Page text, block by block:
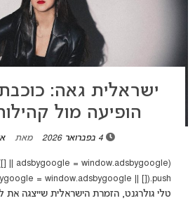
ישראלית גאה: כוכבת
הופיעה מול
מאת
טלי גולרגנט, הזמרת הישראלית שייצגה את